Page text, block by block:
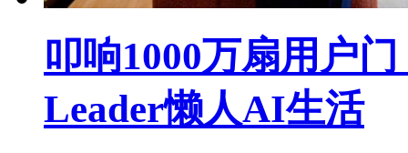
叩响1000万扇用户
Leader懒人AI生活